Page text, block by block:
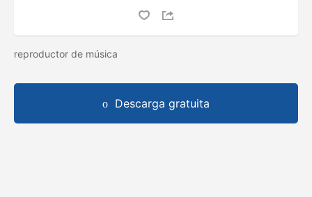
reproductor de música
Descarga gratuita